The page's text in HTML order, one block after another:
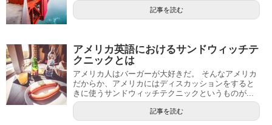
記事を読む
アメリカ英語におけるサンドウィッチテ
クニックとは
アメリカ人はバーガーが大好きだ。 そんなアメリカ
だからか、アメリカにはディスカッションをすると
きに使うサンドウィッチテクニックというものが...
記事を読む